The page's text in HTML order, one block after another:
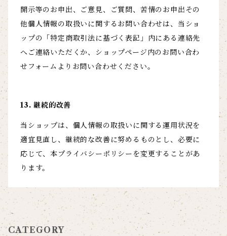
開示等のお申出、ご意見、ご質問、苦情のお申出その
他個人情報の取扱いに関するお問い合わせは、当ショ
ップの「特定商取引法に基づく表記」内にある連絡先
へご連絡いただくか、ショップページ内のお問い合わ
せフォームよりお問い合わせください。
13. 継続的改善
当ショップは、個人情報の取扱いに関する運用状況を
適宜見直し、継続的な改善に努めるものとし、必要に
応じて、本プライバシーポリシーを変更することがあ
ります。
CATEGORY